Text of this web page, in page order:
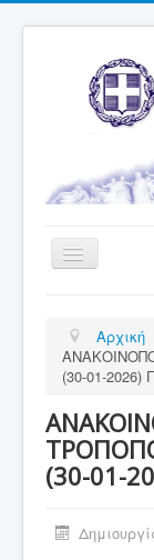
Εναλλαγή
πλοήγησης
Υπηρεσία
Τελευταία
Σχολεία
Εκδρομές
Σύνδεσμοι
Αρχική
(30-01-2026)
(30-01-